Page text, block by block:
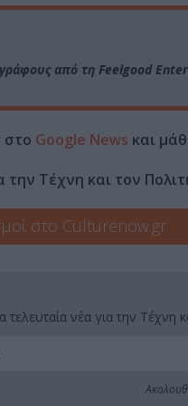
από τη Feelgood
στο Google News και
την Τέχνη και τον
στο Culturenow.gr
νέα για την Τέχνη